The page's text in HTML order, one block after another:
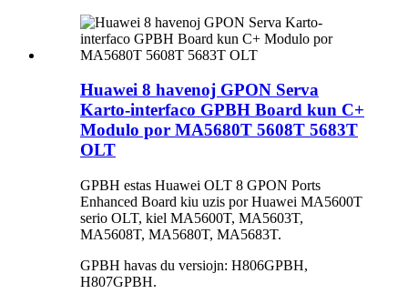
Huawei 8 havenoj GPON Serva
Karto-interfaco GPBH Board kun C+
Modulo por MA5680T 5608T 5683T
OLT
GPBH estas Huawei OLT 8 GPON Ports
Enhanced Board kiu uzis por Huawei MA5600T
serio OLT, kiel MA5600T, MA5603T,
MA5608T, MA5680T, MA5683T.
GPBH havas du versiojn: H806GPBH,
H807GPBH.